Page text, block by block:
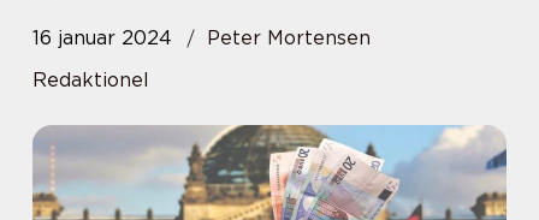
16 januar 2024
Peter Mortensen
Redaktionel